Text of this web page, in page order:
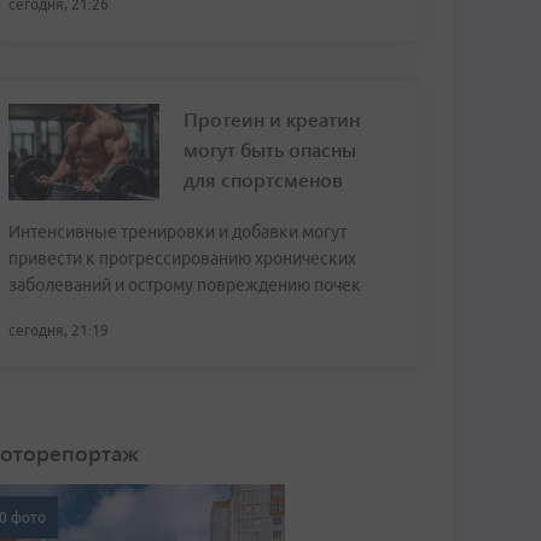
сегодня, 21:26
Протеин и креатин
могут быть опасны
для спортсменов
Интенсивные тренировки и добавки могут
привести к прогрессированию хронических
заболеваний и острому повреждению почек
сегодня, 21:19
фото